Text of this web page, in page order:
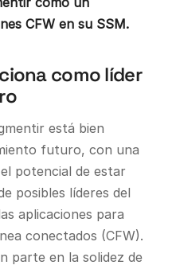
CFW en su SSM.
como líder
está bien
futuro, con una
potencial de estar
posibles líderes del
aplicaciones para
conectados (CFW).
parte en la solidez de